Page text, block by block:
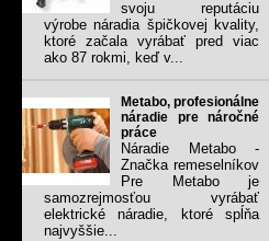
svoju reputáciu
výrobe náradia špičkovej kvality,
ktoré začala vyrábať pred viac
ako 87 rokmi, keď v...
Metabo, profesionálne
náradie pre náročné
práce
Náradie Metabo -
Značka remeselníkov
Pre Metabo je
samozrejmosťou vyrábať
elektrické náradie, ktoré spĺňa
najvyššie...